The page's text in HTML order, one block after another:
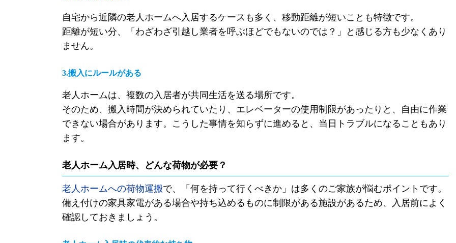
自宅から近隣の老人ホームへ入居するケースも多く、移動距離が短いことも特徴です。
距離が短い分、「わざわざ引越し業者を呼ぶほどでもないのでは？」と感じる方も少なくあり
ません。
3.搬入にルールがある
老人ホームは、複数の入居者が共同生活を送る場所です。
そのため、搬入時間が決められていたり、エレベーターの使用制限があったりと、自由に作業
できない場合があります。こうした事情を知らずに進めると、当日トラブルになることもあり
ます。
老人ホーム入居時、どんな荷物が必要？
老人ホームへの荷物運搬で、「何を持って行くべきか」は多くのご家族が悩むポイントです。
備え付けの家具家電がある場合や持ち込めるものに制限がある施設があるため、入居前によく
確認しておきましょう。